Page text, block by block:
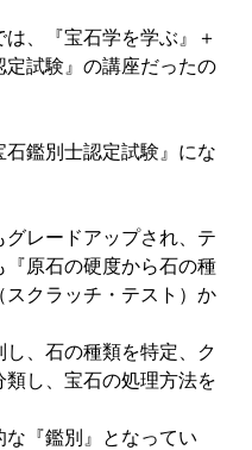
、『宝石学を学ぶ』＋
定試験』の講座だったの
石鑑別士認定試験』にな
グレードアップされ、テ
『原石の硬度から石の種
スクラッチ・テスト）か
し、石の種類を特定、ク
類し、宝石の処理方法を
な『鑑別』となってい